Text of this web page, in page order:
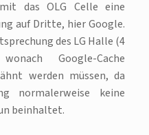
das OLG Celle eine
auf Dritte, hier Google.
des LG Halle (4
Google-Cache
werden müssen, da
normalerweise keine
beinhaltet.